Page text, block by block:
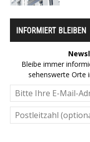
INFORMIERT BLEIBEN
Bleibe immer
sehenswerte Orte